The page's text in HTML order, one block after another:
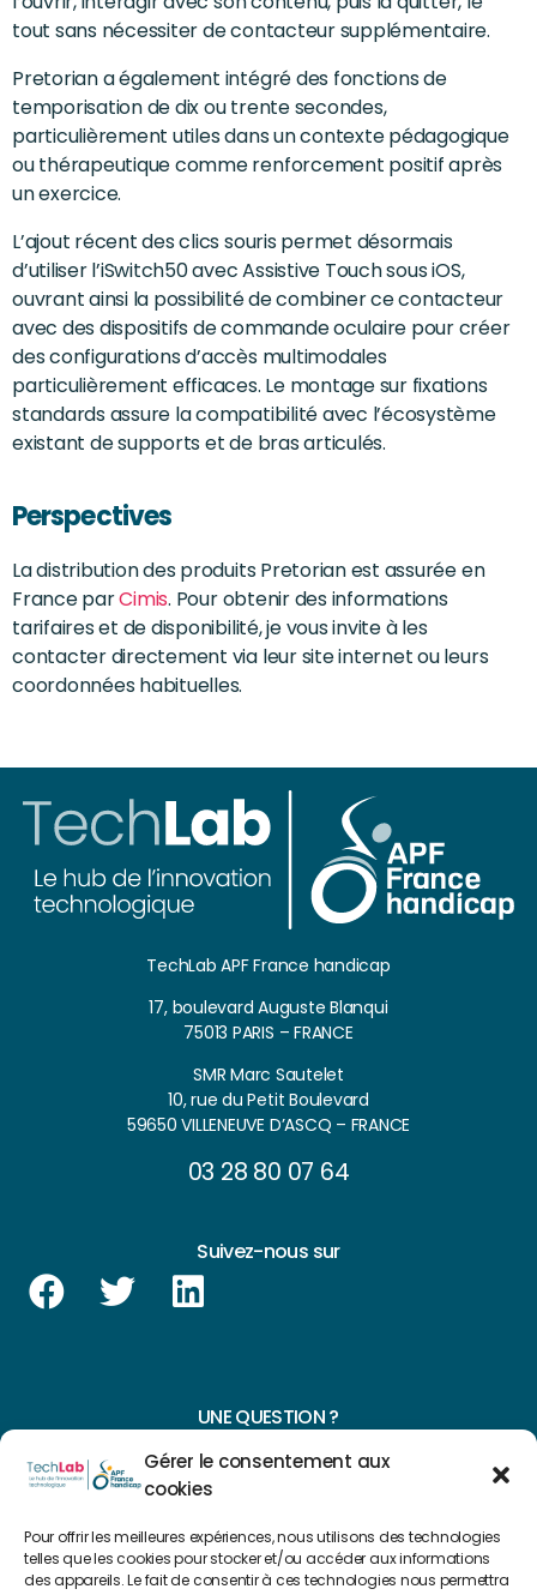
Gérer le consentement aux
cookies
Pour offrir les meilleures expériences, nous utilisons des technologies
telles que les cookies pour stocker et/ou accéder aux informations
des appareils. Le fait de consentir à ces technologies nous permettra
tout sans nécessiter de contacteur supplémentaire.
Pretorian a également intégré des fonctions de
temporisation de dix ou trente secondes,
particulièrement utiles dans un contexte pédagogique
ou thérapeutique comme renforcement positif après
un exercice.
L’ajout récent des clics souris permet désormais
d’utiliser l’iSwitch50 avec Assistive Touch sous iOS,
ouvrant ainsi la possibilité de combiner ce contacteur
avec des dispositifs de commande oculaire pour créer
des configurations d’accès multimodales
particulièrement efficaces. Le montage sur fixations
standards assure la compatibilité avec l’écosystème
existant de supports et de bras articulés.
Perspectives
La distribution des produits Pretorian est assurée en
France parCimis. Pour obtenir des informations
tarifaires et de disponibilité, je vous invite à les
contacter directement via leur site internet ou leurs
coordonnées habituelles.
TechLab APF France handicap
17, boulevard Auguste Blanqui
75013 PARIS – FRANCE
SMR Marc Sautelet
10, rue du Petit Boulevard
59650 VILLENEUVE D’ASCQ – FRANCE
03 28 80 07 64
Suivez-nous sur
UNE QUESTION ?
CONTACTEZ-NOUS
NAVIGUER SUR NOTRE SITE
Plan du site